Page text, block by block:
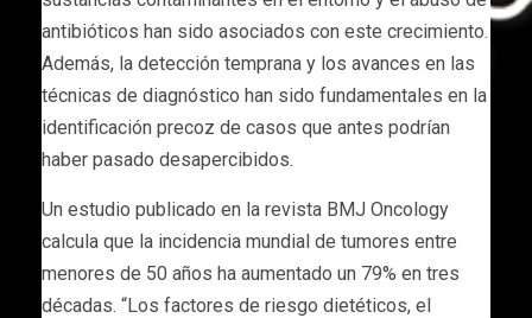
antibióticos han sido asociados con este crecimiento.
Además, la detección temprana y los avances en las
técnicas de diagnóstico han sido fundamentales en la
identificación precoz de casos que antes podrían
haber pasado desapercibidos.
Un estudio publicado en la revista BMJ Oncology
calcula que la incidencia mundial de tumores entre
menores de 50 años ha aumentado un 79% en tres
décadas. “Los factores de riesgo dietéticos, el